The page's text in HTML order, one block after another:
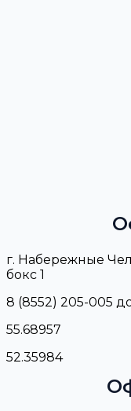
г. Набережные
бокс 1
8 (8552) 205-005
55.68957
52.35984